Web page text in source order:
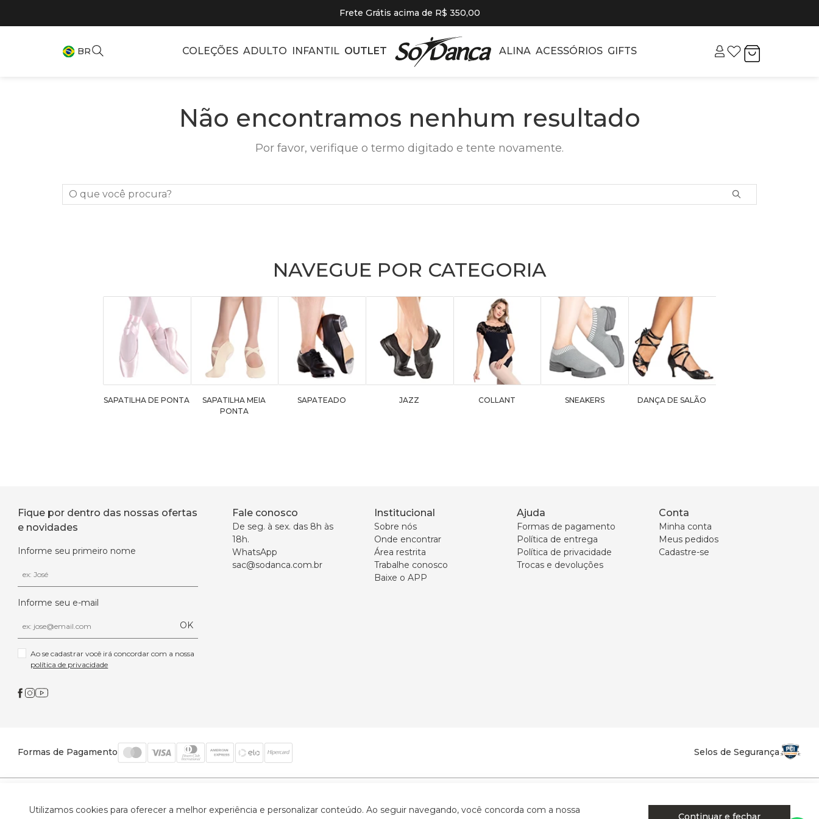
Frete Grátis acima de R$ 350,00
BR COLEÇÕES ADULTO INFANTIL OUTLET ALINA ACESSÓRIOS GIFTS
Não encontramos nenhum resultado
Por favor, verifique o termo digitado e tente novamente.
O que você procura?
NAVEGUE POR CATEGORIA
SAPATILHA DE PONTA
SAPATILHA MEIA
PONTA
SAPATEADO JAZZ COLLANT SNEAKERS DANÇA DE SALÃO
Fique por dentro das nossas ofertas
e novidades
Informe seu primeiro nome
Informe seu e-mail
OK
política de privacidade
Fale conosco
De seg. à sex. das 8h às
18h.
WhatsApp
sac@sodanca.com.br
Institucional
Sobre nós
Onde encontrar
Área restrita
Trabalhe conosco
Baixe o APP
Ajuda
Formas de pagamento
Política de entrega
Política de privacidade
Trocas e devoluções
Conta
Minha conta
Meus pedidos
Cadastre-se
Formas de Pagamento Selos de Segurança
Utilizamos cookies para oferecer a melhor experiência e personalizar conteúdo. Ao seguir navegando, você concorda com a nossa
Continuar e fechar